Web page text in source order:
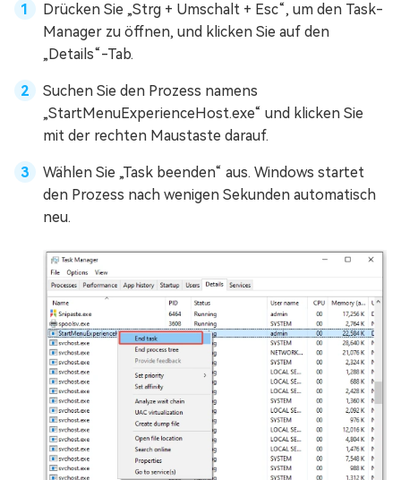
Drücken Sie „Strg + Umschalt + Esc“, um den Task-
Manager zu öffnen, und klicken Sie auf den
„Details“-Tab.
Suchen Sie den Prozess namens
„StartMenuExperienceHost.exe“ und klicken Sie
mit der rechten Maustaste darauf.
Wählen Sie „Task beenden“ aus. Windows startet
den Prozess nach wenigen Sekunden automatisch
neu.